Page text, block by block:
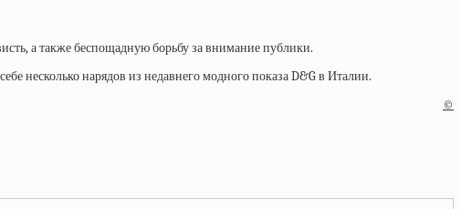
а также беспощадную борьбу за внимание публики.
несколько нарядов из недавнего модного показа D&G в Италии.
©